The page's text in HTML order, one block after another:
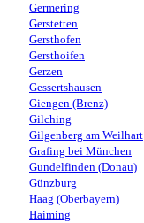
Germering
Gerstetten
Gersthofen
Gersthoifen
Gerzen
Gessertshausen
Giengen (Brenz)
Gilching
Gilgenberg am Weilhart
Grafing bei München
Gundelfinden (Donau)
Günzburg
Haag (Oberbayern)
Haiming